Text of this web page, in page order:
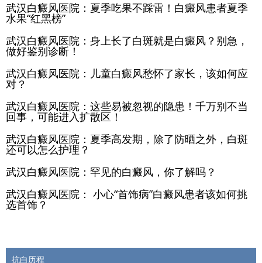
武汉白癜风医院：夏季吃果不踩雷！白癜风患者夏季
水果“红黑榜”
武汉白癜风医院：身上长了白斑就是白癜风？别急，
做好鉴别诊断！
武汉白癜风医院：儿童白癜风愁怀了家长，该如何应
对？
武汉白癜风医院：这些易被忽视的隐患！千万别不当
回事，可能进入扩散区！
武汉白癜风医院：夏季高发期，除了防晒之外，白斑
还可以怎么护理？
武汉白癜风医院：罕见的白癜风，你了解吗？
武汉白癜风医院： 小心“首饰病”白癜风患者该如何挑
选首饰？
抗白历程